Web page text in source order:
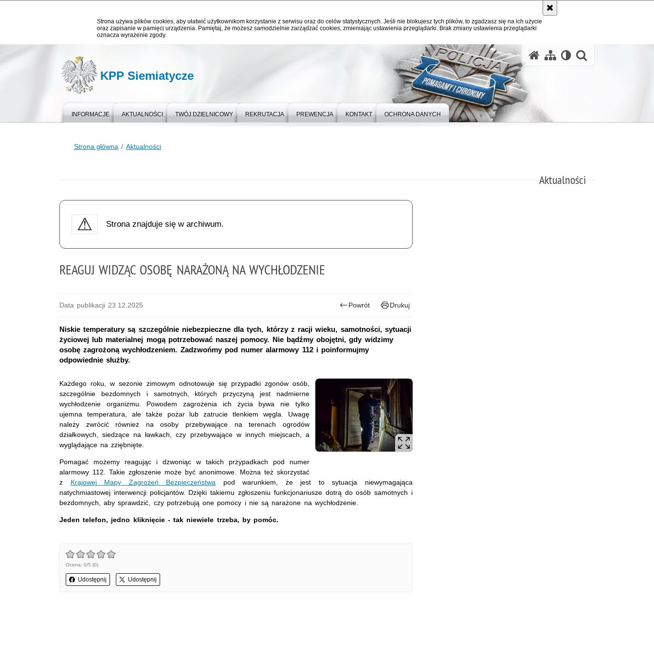
Strona używa plików cookies, aby ułatwić użytkownikom korzystanie z serwisu oraz do celów statystycznych. Jeśli nie blokujesz tych plików, to zgadzasz się na ich użycie
oraz zapisanie w pamięci urządzenia. Pamiętaj, że możesz samodzielnie zarządzać cookies, zmieniając ustawienia przeglądarki. Brak zmiany ustawienia przeglądarki
oznacza wyrażenie zgody.
KPP Siemiatycze
INFORMACJE AKTUALNOŚCI TWÓJ DZIELNICOWY REKRUTACJA PREWENCJA KONTAKT OCHRONA DANYCH
Strona główna Aktualności
Aktualności
Strona znajduje się w archiwum.
REAGUJ WIDZĄC OSOBĘ NARAŻONĄ NA WYCHŁODZENIE
Data publikacji 23.12.2025 Powrót Drukuj
Niskie temperatury są szczególnie niebezpieczne dla tych, którzy z racji wieku, samotności, sytuacji
życiowej lub materialnej mogą potrzebować naszej pomocy. Nie bądźmy obojętni, gdy widzimy
osobę zagrożoną wychłodzeniem. Zadzwońmy pod numer alarmowy 112 i poinformujmy
odpowiednie służby.
Każdego roku, w sezonie zimowym odnotowuje się przypadki zgonów osób,
szczególnie bezdomnych i samotnych, których przyczyną jest nadmierne
wychłodzenie organizmu. Powodem zagrożenia ich życia bywa nie tylko
ujemna temperatura, ale także pożar lub zatrucie tlenkiem węgla. Uwagę
należy zwrócić również na osoby przebywające na terenach ogrodów
działkowych, siedzące na ławkach, czy przebywające w innych miejscach, a
wyglądające na zziębnięte.
Pomagać możemy reagując i dzwoniąc w takich przypadkach pod numer
alarmowy 112. Takie zgłoszenie może być anonimowe. Można też skorzystać
z Krajowej Mapy Zagrożeń Bezpieczeństwa pod warunkiem, że jest to sytuacja niewymagająca
natychmiastowej interwencji policjantów. Dzięki takiemu zgłoszeniu funkcjonariusze dotrą do osób samotnych i
bezdomnych, aby sprawdzić, czy potrzebują one pomocy i nie są narażone na wychłodzenie.
Jeden telefon, jedno kliknięcie - tak niewiele trzeba, by pomóc.
Ocena: 0/5 (0)
Udostępnij Udostępnij